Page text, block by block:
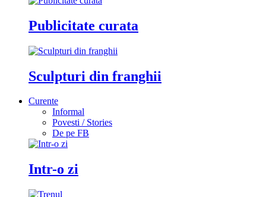
Publicitate curata
Sculpturi din franghii
Curente
Informal
Povesti / Stories
De pe FB
Intr-o zi